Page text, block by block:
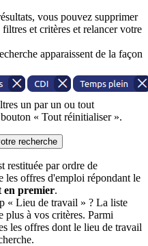
vous pouvez supprimer
et critères et relancer votre
apparaissent de la façon
un par un ou tout
« Tout réinitialiser ».
recherche
restituée par ordre de
les offres d'emploi répondant le
en premier.
« Lieu de travail » ? La liste
plus à vos critères. Parmi
les offres dont le lieu de travail